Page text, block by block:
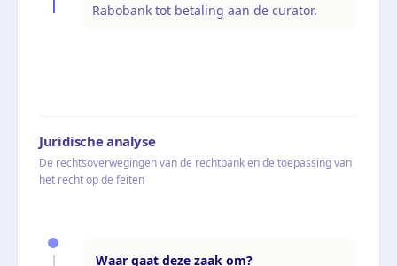
Rabobank tot betaling aan de curator.
Juridische analyse
De rechtsoverwegingen van de rechtbank en de toepassing van
het recht op de feiten
Waar gaat deze zaak om?